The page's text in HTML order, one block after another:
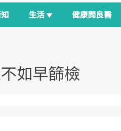
生活 健康問良醫
如早篩檢